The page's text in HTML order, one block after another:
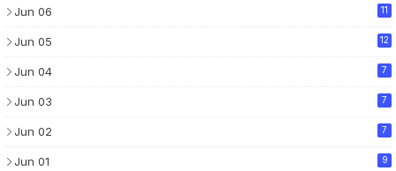
Jun 06 11
Jun 05 12
Jun 04 7
Jun 03 7
Jun 02 7
Jun 01 9